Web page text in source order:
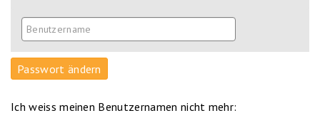
Ich weiss meinen Benutzernamen nicht mehr: